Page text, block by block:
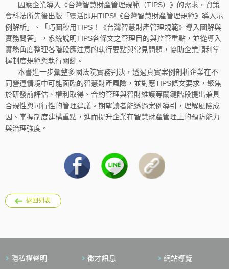
因應企業導入《台灣智慧財產管理規範（TIPS）》的需求，資策
會科法所先後出版「靈活即用TIPS!《台灣智慧財產管理規範》導入示
例解析」、「巧圖秒用TIPS！《台灣智慧財產管理規範》導入圖解與
實務問答」，系統說明TIPS各條文之管理目的與控管重點，並從導入
實務角度整理各階段應注意的執行要點與常見問題，協助企業順利掌
握制度規範與執行關鍵。
本書進一步彙整多國法院實務判決，透過真實案例剖析企業在不
同營運情境中可能面臨的智慧財產風險，並對應TIPS條文要求，聚焦
於研發前評估、權利取得、合約管理與智財維護等關鍵階段提出兼具
合規性與可行性的管理建議。期望讀者能透過案例導引，理解風險成
因、掌握制度建構重點，進而提升企業在智慧財產管理上的預防能力
與治理強度。
返回列表
隱私權聲明 徵才訊息
網站導覽